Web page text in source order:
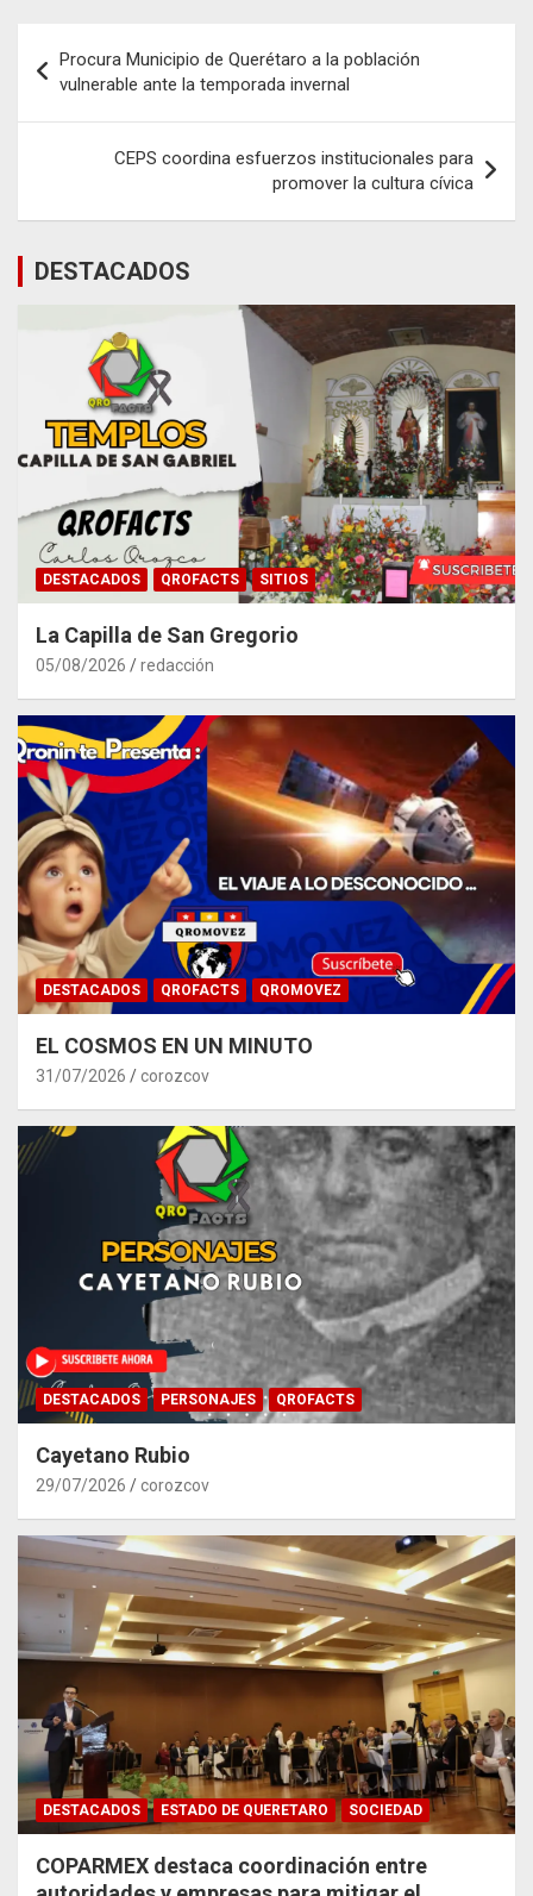
de
entradas
Procura Municipio de Querétaro a la población
vulnerable ante la temporada invernal
CEPS coordina esfuerzos institucionales para
promover la cultura cívica
DESTACADOS
DESTACADOS QROFACTS SITIOS
La Capilla de San Gregorio
05/08/2026 redacción
DESTACADOS QROFACTS QROMOVEZ
EL COSMOS EN UN MINUTO
31/07/2026 corozcov
DESTACADOS PERSONAJES QROFACTS
Cayetano Rubio
29/07/2026 corozcov
DESTACADOS ESTADO DE QUERETARO SOCIEDAD
COPARMEX destaca coordinación entre